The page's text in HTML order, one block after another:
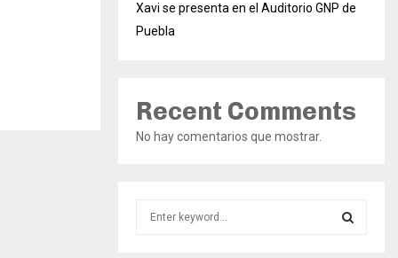
Xavi se presenta en el Auditorio GNP de
Puebla
Recent Comments
No hay comentarios que mostrar.